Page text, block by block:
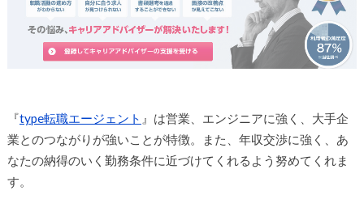
『type転職エージェント 』は営業、エンジニアに強く、大手企
業とのつながりが強いことが特徴。また、年収交渉に強く、あ
なたの納得のいく勤務条件に近づけてくれるよう努めてくれま
す。